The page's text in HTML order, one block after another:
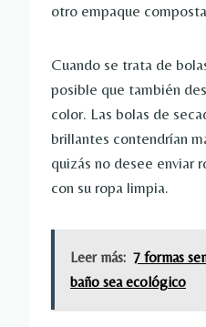
otro empaque
Cuando se trata de
posible que también
color. Las bolas de
brillantes contendrían
quizás no desee enviar
con su ropa limpia.
Leer más: 7 formas
baño sea ecológico